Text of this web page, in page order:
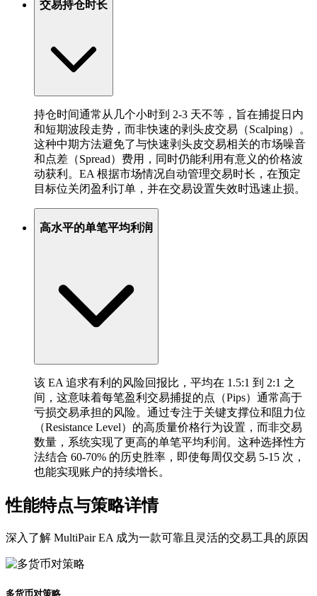
交易持仓时长
持仓时间通常从几个小时到 2-3 天不等，旨在捕捉日内
和短期波段走势，而非快速的剥头皮交易（Scalping）。
这种中期方法避免了与快速剥头皮交易相关的市场噪音
和点差（Spread）费用，同时仍能利用有意义的价格波
动获利。EA 根据市场情况自动管理交易时长，在预定
目标位关闭盈利订单，并在交易设置失效时迅速止损。
高水平的单笔平均利润
该 EA 追求有利的风险回报比，平均在 1.5:1 到 2:1 之
间，这意味着每笔盈利交易捕捉的点（Pips）通常高于
亏损交易承担的风险。通过专注于关键支撑位和阻力位
（Resistance Level）的高质量价格行为设置，而非交易
数量，系统实现了更高的单笔平均利润。这种选择性方
法结合 60-70% 的历史胜率，即使每周仅交易 5-15 次，
也能实现账户的持续增长。
性能特点与策略详情
深入了解 MultiPair EA 成为一款可靠且灵活的交易工具的原因
多货币对策略